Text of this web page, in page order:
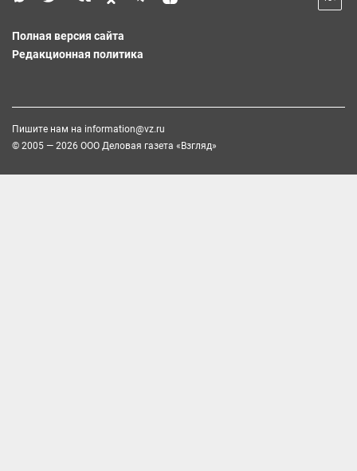
Полная версия сайта
Редакционная политика
Пишите нам на information@vz.ru
© 2005 — 2026 ООО Деловая газета «Взгляд»